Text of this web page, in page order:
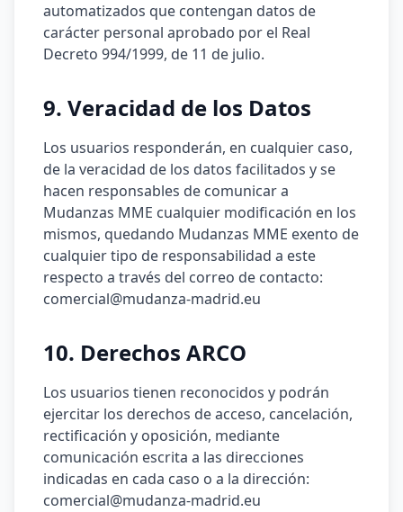
automatizados que contengan datos de
carácter personal aprobado por el Real
Decreto 994/1999, de 11 de julio.
9. Veracidad de los Datos
Los usuarios responderán, en cualquier caso,
de la veracidad de los datos facilitados y se
hacen responsables de comunicar a
Mudanzas MME cualquier modificación en los
mismos, quedando Mudanzas MME exento de
cualquier tipo de responsabilidad a este
respecto a través del correo de contacto:
comercial@mudanza-madrid.eu
10. Derechos ARCO
Los usuarios tienen reconocidos y podrán
ejercitar los derechos de acceso, cancelación,
rectificación y oposición, mediante
comunicación escrita a las direcciones
indicadas en cada caso o a la dirección:
comercial@mudanza-madrid.eu